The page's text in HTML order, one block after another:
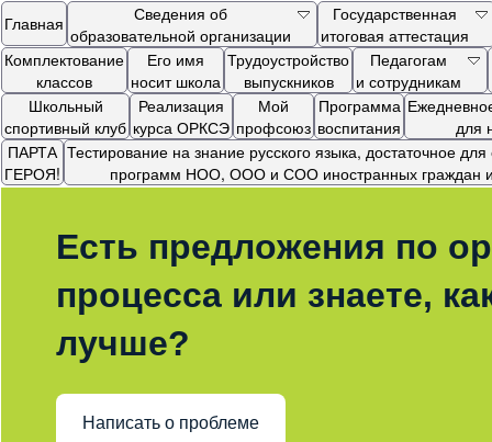
Главная
Сведения об
образовательной организации
Государственная
итоговая аттестация
Комплектование
классов
Его имя
носит школа
Трудоустройство
выпускников
Педагогам
и сотрудникам
Школьный
спортивный клуб
Реализация
курса ОРКСЭ
Мой
профсоюз
Программа
воспитания
для
ПАРТА
ГЕРОЯ!
Тестирование на знание русского языка, достаточное
программ НОО, ООО и СОО иностранных граждан и
Есть предложения по
процесса или знаете,
лучше?
Написать о проблеме